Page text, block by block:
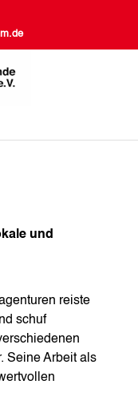
und
reiste
schuf
Seine Arbeit als